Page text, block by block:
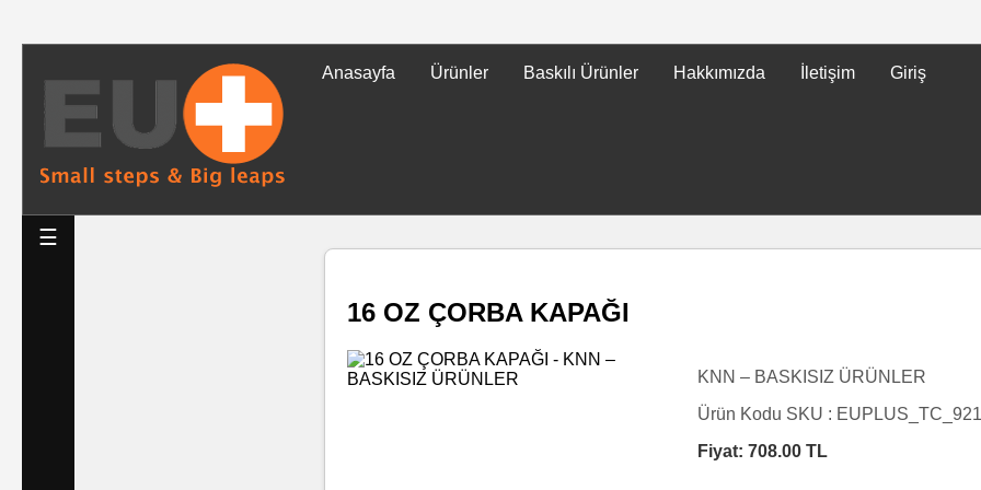
Anasayfa Ürünler Baskılı Ürünler Hakkımızda İletişim Giriş
☰
Tüm
Ürünler
Islak
16 OZ ÇORBA KAPAĞI
KNN – BASKISIZ ÜRÜNLER
Ürün Kodu SKU : EUPLUS_TC_921
Fiyat: 708.00 TL